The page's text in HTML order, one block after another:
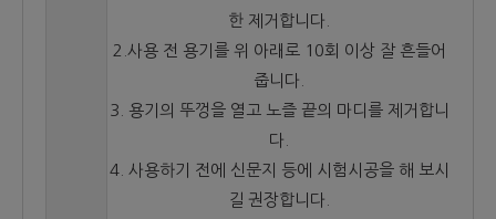
한 제거합니다.
2.사용 전 용기를 위 아래로 10회 이상 잘 흔들어
줍니다.
3. 용기의 뚜껑을 열고 노즐 끝의 마디를 제거합니
다.
4. 사용하기 전에 신문지 등에 시험시공을 해 보시
길 권장합니다.